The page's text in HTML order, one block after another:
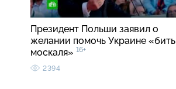
Президент Польши заявил о
желании помочь Украине «бить
москаля» 16+
2394